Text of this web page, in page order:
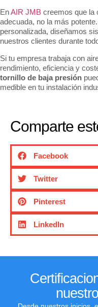
EnAIR JMB creemos que la
adecuada, no la más
personalizada, diseñamos
nuestros clientes durante
Si tu empresa trabaja con
rendimiento, eficiencia y
tornillo de baja presión
medible en tu instalación
Comparte
Facebook
Twitter
Pinterest
LinkedIn